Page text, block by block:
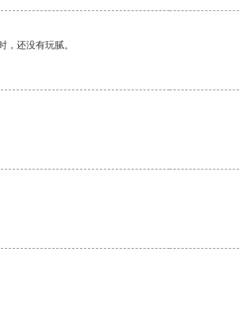
还没有玩腻。